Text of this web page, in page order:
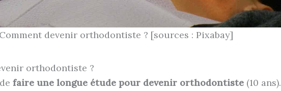
Comment devenir orthodontiste ? [sources : Pixabay]
orthodontiste ?
faire une longue étude pour devenir orthodontiste (10 ans).